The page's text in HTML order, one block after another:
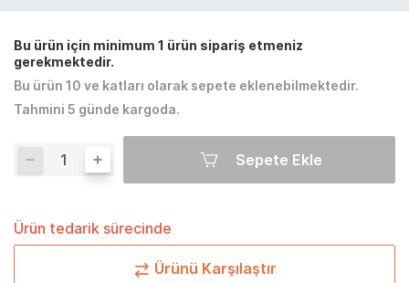
Bu ürün için minimum 1 ürün sipariş etmeniz
gerekmektedir.
Bu ürün 10 ve katları olarak sepete eklenebilmektedir.
Tahmini 5 günde kargoda.
Sepete Ekle
Ürün tedarik sürecinde
Ürünü Karşılaştır